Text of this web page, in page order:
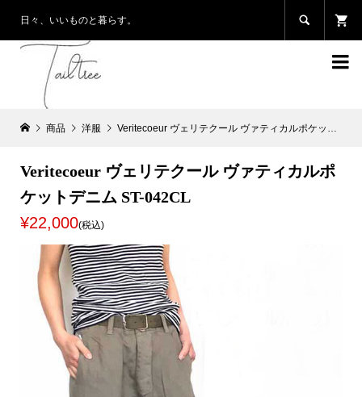
日々、いいものと暮らす。 

商品 洋服 Veritecoeur ヴェリテクール ヴァティカルポケットデニム ST-042CL
Veritecoeur ヴェリテクール ヴァティカルポ
ケットデニム ST-042CL
¥22,000(税込)